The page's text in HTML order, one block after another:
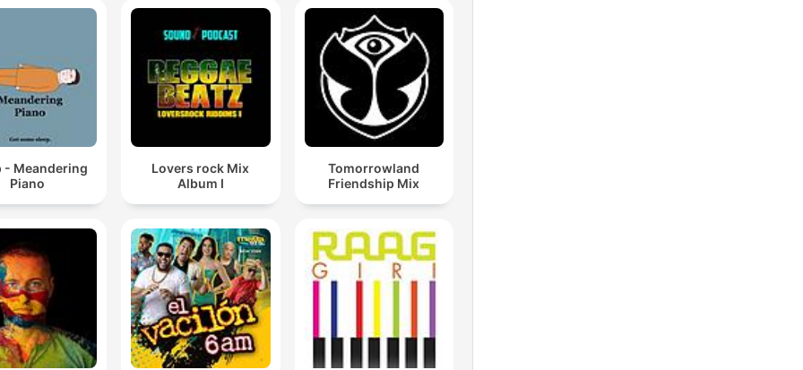
- Meandering
Piano
Lovers rock Mix
Album I
Tomorrowland
Friendship Mix